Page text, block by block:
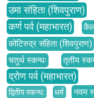
उमा संहिता (शिवपुराण)
कर्ण पर्व (महाभारत)
कोटिरुद्र संहिता (शिवपुराण)
चतुर्थ स्कन्धः तृतीय
द्रोण पर्व (महाभारत)
द्वितीय स्कन्ध: धर्म नवम